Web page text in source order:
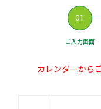
01
ご入力画面
カレンダーから